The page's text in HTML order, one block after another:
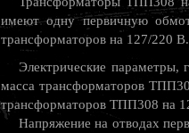
имеют одну первичную
трансформаторов на 127/220 В.
Электрические параметры,
масса трансформаторов
трансформаторов ТПП308 на
Напряжение на отводах